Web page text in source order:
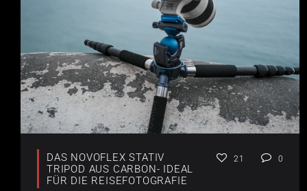
DAS NOVOFLEX STATIV
TRIPOD AUS CARBON- IDEAL
FÜR DIE REISEFOTOGRAFIE
21 0